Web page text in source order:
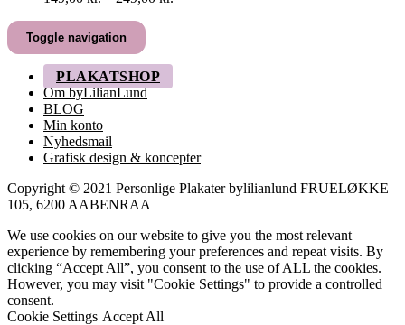
Toggle navigation
PLAKATSHOP
Om byLilianLund
BLOG
Min konto
Nyhedsmail
Grafisk design & koncepter
Copyright © 2021 Personlige Plakater bylilianlund FRUELØKKE
105, 6200 AABENRAA
We use cookies on our website to give you the most relevant
experience by remembering your preferences and repeat visits. By
clicking “Accept All”, you consent to the use of ALL the cookies.
However, you may visit "Cookie Settings" to provide a controlled
consent.
Cookie Settings Accept All